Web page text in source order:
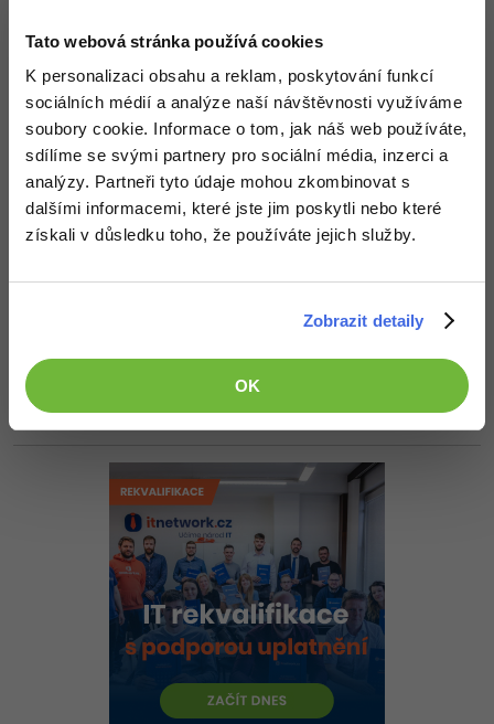
Tato webová stránka používá cookies
K personalizaci obsahu a reklam, poskytování funkcí
sociálních médií a analýze naší návštěvnosti využíváme
soubory cookie. Informace o tom, jak náš web používáte,
sdílíme se svými partnery pro sociální média, inzerci a
analýzy. Partneři tyto údaje mohou zkombinovat s
dalšími informacemi, které jste jim poskytli nebo které
získali v důsledku toho, že používáte jejich služby.
Zobrazit detaily
OK
WordPress
SEO -30%
UX
Business
Kryptoměny
Google Dokumenty
Time management
Windows
Linux
Sítě
Kybernetická bezpečnost
Adobe Lightroom -30%
Adobe XD -15%
Adobe InDesign -25%
Adobe After Effects
Blender
-80%
Ostatní
Fórum
problemu...
v tomto pripade mozes nechat fullscreen false...
stage.initStyle(StageStyle.UNDECORATED);
Editováno
Nahoru Odpovědět
Odpovídá na byzanth25
funguje docela špatně ale i tak dík
asi to je jediná šance jak mít
Nahoru Odpovědět